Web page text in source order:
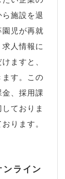
施設を退
児が再就
人情報に
ますと、
す。この
、採用課
ておりま
ります。
ンライン